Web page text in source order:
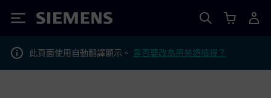
Siemens
此頁面使用自動翻譯顯示。 是否要改為用英語檢視？